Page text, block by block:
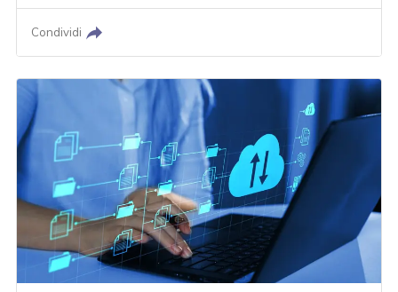
Condividi